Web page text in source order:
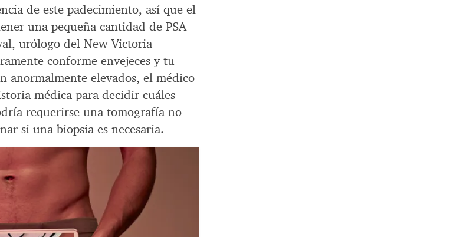
de este padecimiento, así que el
una pequeña cantidad de PSA
urólogo del New Victoria
conforme envejeces y tu
anormalmente elevados, el médico
médica para decidir cuáles
requerirse una tomografía no
si una biopsia es necesaria.